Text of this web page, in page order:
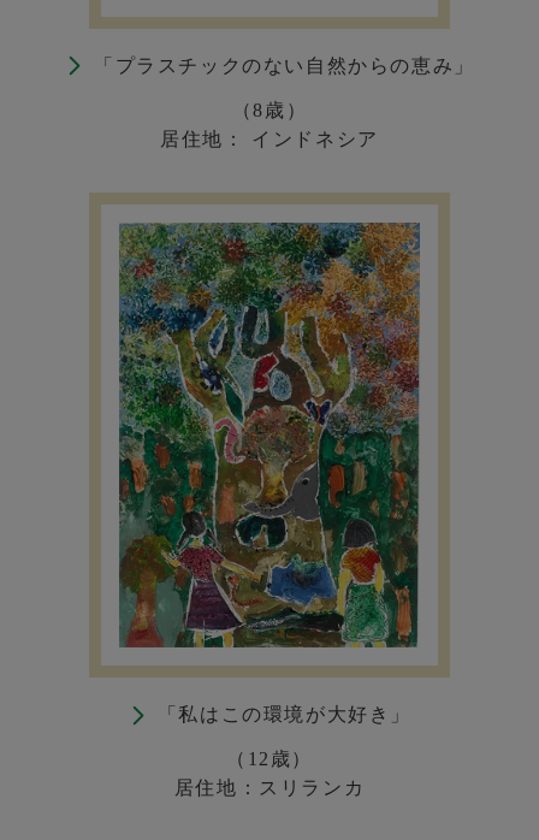
「プラスチックのない自然からの恵み」
（8歳）
居住地： インドネシア
「私はこの環境が大好き」
（12歳）
居住地：スリランカ